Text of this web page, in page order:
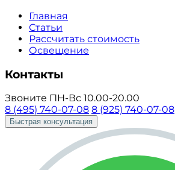
Главная
Статьи
Рассчитать стоимость
Освещение
Контакты
Звоните ПН-Вс 10.00-20.00
8 (495) 740-07-08 8 (925) 740-07-08
Быстрая консультация